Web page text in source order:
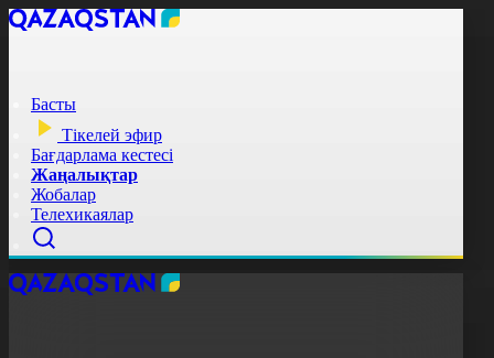
Басты
Тікелей эфир
Бағдарлама кестесі
Жаңалықтар
Жобалар
Телехикаялар